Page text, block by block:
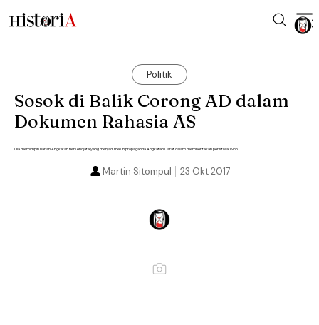
Politik
Sosok di Balik Corong AD dalam
Dokumen Rahasia AS
Dia memimpin harian Angkatan Bersendjata yang menjadi mesin propaganda Angkatan Darat dalam memberitakan peristiwa 1965.
23 Okt 2017
Martin Sitompul